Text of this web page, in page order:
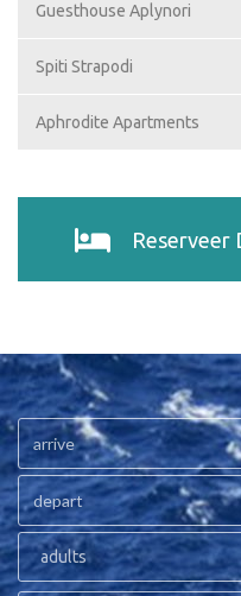
Guesthouse Aplynori
Spiti Strapodi
Aphrodite Apartments
Reserveer
adults